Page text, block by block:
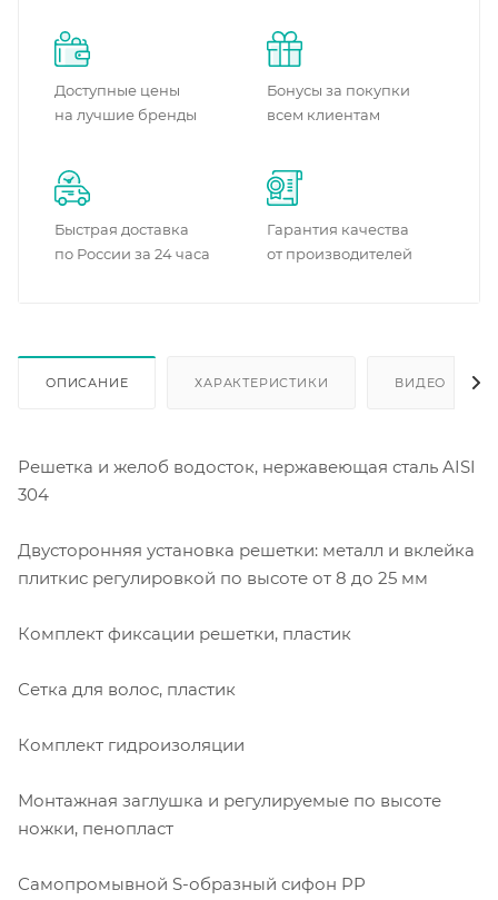
Доступные цены
на лучшие бренды
Бонусы за покупки
всем клиентам
Быстрая доставка
по России за 24 часа
Гарантия качества
от производителей
ОПИСАНИЕ ХАРАКТЕРИСТИКИ ВИДЕО
Решетка и желоб водосток, нержавеющая сталь AISI
304
Двусторонняя установка решетки: металл и вклейка
плиткис регулировкой по высоте от 8 до 25 мм
Комплект фиксации решетки, пластик
Сетка для волос, пластик
Комплект гидроизоляции
Монтажная заглушка и регулируемые по высоте
ножки, пенопласт
Самопромывной S-образный сифон PP